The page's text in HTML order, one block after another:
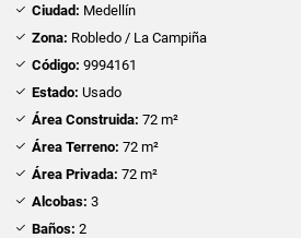
Ciudad: Medellín
Zona: Robledo / La Campiña
Código: 9994161
Estado: Usado
Área Construida: 72 m²
Área Terreno: 72 m²
Área Privada: 72 m²
Alcobas: 3
Baños: 2